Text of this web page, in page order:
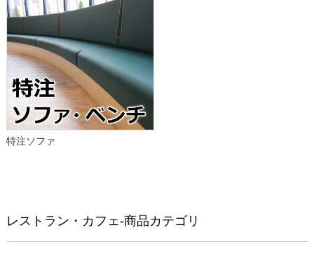
特注ソファ
レストラン・カフェ-商品カテゴリ